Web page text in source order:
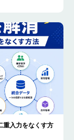
重入力をなくす方